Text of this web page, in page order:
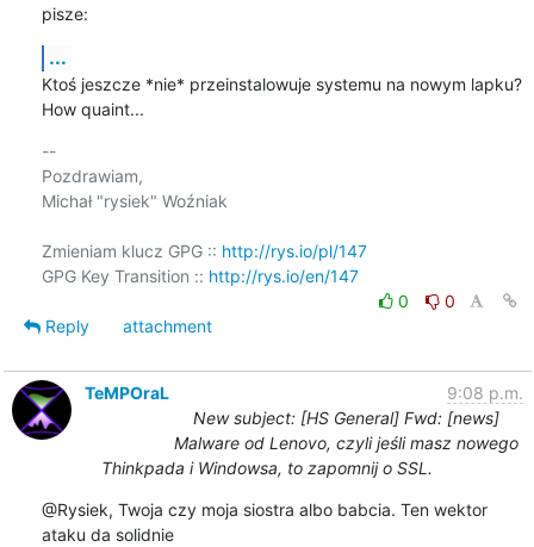
pisze:
...
Ktoś jeszcze *nie* przeinstalowuje systemu na nowym lapku?
How quaint...
--
Pozdrawiam,
Michał "rysiek" Woźniak
Zmieniam klucz GPG :: http://rys.io/pl/147
GPG Key Transition :: http://rys.io/en/147
0
0
Reply
attachment
TeMPOraL
9:08 p.m.
New subject: [HS General] Fwd: [news]
Malware od Lenovo, czyli jeśli masz nowego
Thinkpada i Windowsa, to zapomnij o SSL.
@Rysiek, Twoja czy moja siostra albo babcia. Ten wektor
ataku da solidnie